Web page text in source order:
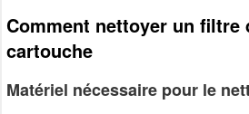
Comment nettoyer un filtre
cartouche
Matériel nécessaire pour le